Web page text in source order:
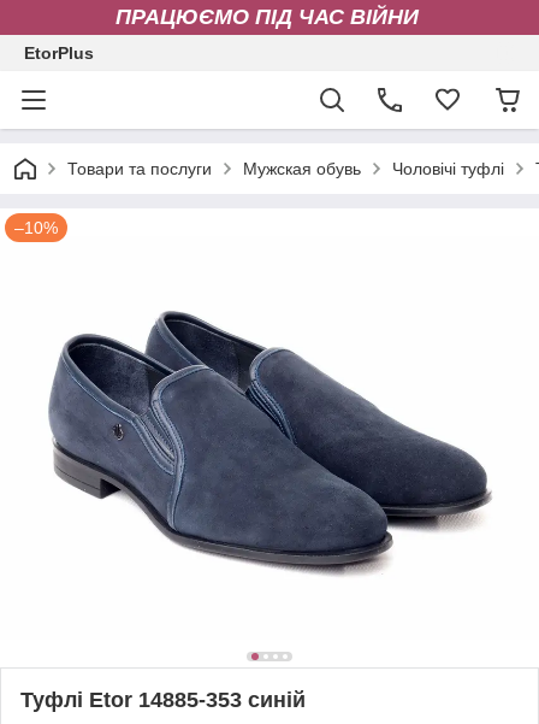
ПРАЦЮЄМО ПІД ЧАС ВІЙНИ
EtorPlus
Товари та послуги Мужская обувь Чоловічі туфлі
–10%
Туфлі Etor 14885-353 синій